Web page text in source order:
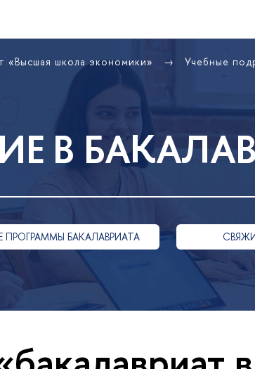
«Высшая школа экономики» Учебные
В
ПРОГРАММЫ БАКАЛАВРИАТА